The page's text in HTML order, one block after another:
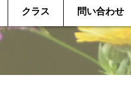
クラス 問い合わせ